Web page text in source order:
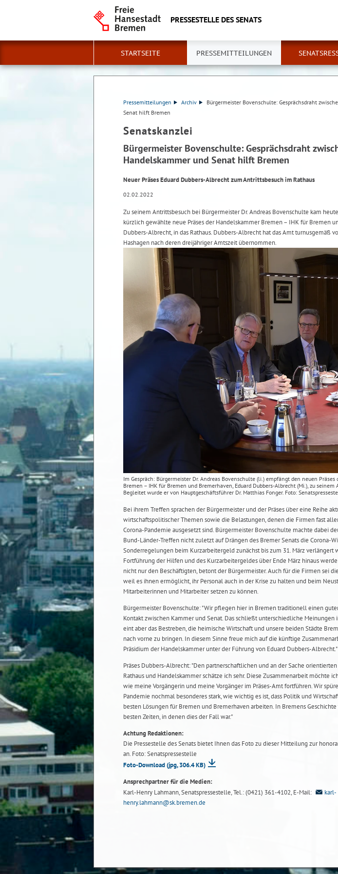
PRESSESTELLE DES SENATS
STARTSEITE PRESSEMITTEILUNGEN
Pressemitteilungen Archiv
Bürgermeister Bovenschulte: Gesprächsdraht
Senat hilft Bremen
Senatskanzlei
Bürgermeister Bovenschulte: Gesprächsdraht
Handelskammer und Senat hilft Bremen
Neuer Präses Eduard Dubbers-Albrecht zum Antrittsbesuch im Rathaus
02.02.2022
Zu seinem Antrittsbesuch bei Bürgermeister Dr. Andreas Bovenschulte kam
kürzlich gewählte neue Präses der Handelskammer Bremen – IHK für Bremen
Dubbers-Albrecht, in das Rathaus. Dubbers-Albrecht hat das Amt turnusgemäß
Hashagen nach deren dreijähriger Amtszeit übernommen.
Im Gespräch: Bürgermeister Dr. Andreas Bovenschulte (li.) empfängt den neuen
Bremen – IHK für Bremen und Bremerhaven, Eduard Dubbers-Albrecht (Mi.), zu seinem
Begleitet wurde er von Hauptgeschäftsführer Dr. Matthias Fonger. Foto:
Bei ihrem Treffen sprachen der Bürgermeister und der Präses über eine Reihe
wirtschaftspolitischer Themen sowie die Belastungen, denen die Firmen fast
Corona-Pandemie ausgesetzt sind. Bürgermeister Bovenschulte machte dabei
Bund-Länder-Treffen nicht zuletzt auf Drängen des Bremer Senats die Corona-
Sonderregelungen beim Kurzarbeitergeld zunächst bis zum 31. März verlängert
Fortführung der Hilfen und des Kurzarbeitergeldes über Ende März hinaus
nicht nur den Beschäftigten, betont der Bürgermeister. Auch für die Firmen sei
weil es ihnen ermöglicht, ihr Personal auch in der Krise zu halten und beim
Mitarbeiterinnen und Mitarbeiter setzen zu können.
Bürgermeister Bovenschulte: "Wir pflegen hier in Bremen traditionell einen
Kontakt zwischen Kammer und Senat. Das schließt unterschiedliche Meinungen
eint aber das Bestreben, die heimische Wirtschaft und unsere beiden Städte
nach vorne zu bringen. In diesem Sinne freue mich auf die künftige
Präsidium der Handelskammer unter der Führung von Eduard Dubbers-Albrecht."
Präses Dubbers-Albrecht: "Den partnerschaftlichen und an der Sache
Rathaus und Handelskammer schätze ich sehr. Diese Zusammenarbeit möchte
wie meine Vorgängerin und meine Vorgänger im Präses-Amt fortführen. Wir
Pandemie nochmal besonderes stark, wie wichtig es ist, dass Politik und
besten Lösungen für Bremen und Bremerhaven arbeiten. In Bremens
besten Zeiten, in denen dies der Fall war."
Achtung Redaktionen:
Die Pressestelle des Senats bietet Ihnen das Foto zu dieser Mitteilung zur
an. Foto: Senatspressestelle
Foto-Download(jpg, 306.4 KB)
Ansprechpartner für die Medien:
Karl-Henry Lahmann, Senatspressestelle, Tel.: (0421) 361-4102, E-Mail:
karl-
henry.lahmann@sk.bremen.de